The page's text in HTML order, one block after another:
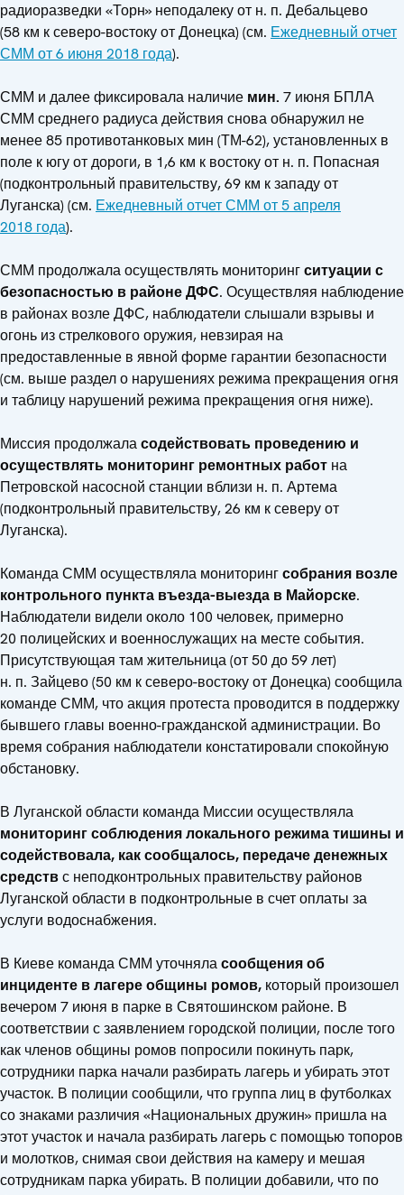
радиоразведки «Торн» неподалеку от н. п. Дебальцево
(58 км к северо-востоку от Донецка) (см. Ежедневный отчет
СММ от 6 июня 2018 года).
СММ и далее фиксировала наличие мин. 7 июня БПЛА
СММ среднего радиуса действия снова обнаружил не
менее 85 противотанковых мин (ТМ-62), установленных в
поле к югу от дороги, в 1,6 км к востоку от н. п. Попасная
(подконтрольный правительству, 69 км к западу от
Луганска) (см. Ежедневный отчет СММ от 5 апреля
2018 года).
СММ продолжала осуществлять мониторингситуации с
безопасностью в районе ДФС. Осуществляя наблюдение
в районах возле ДФС, наблюдатели слышали взрывы и
огонь из стрелкового оружия, невзирая на
предоставленные в явной форме гарантии безопасности
(см. выше раздел о нарушениях режима прекращения огня
и таблицу нарушений режима прекращения огня ниже).
Миссия продолжаласодействовать проведению и
осуществлять мониторинг ремонтных работ на
Петровской насосной станции вблизи н. п. Артема
(подконтрольный правительству, 26 км к северу от
Луганска).
Команда СММ осуществляла мониторингсобрания возле
контрольного пункта въезда-выезда в Майорске.
Наблюдатели видели около 100 человек, примерно
20 полицейских и военнослужащих на месте события.
Присутствующая там жительница (от 50 до 59 лет)
н. п. Зайцево (50 км к северо-востоку от Донецка) сообщила
команде СММ, что акция протеста проводится в поддержку
бывшего главы военно-гражданской администрации. Во
время собрания наблюдатели констатировали спокойную
обстановку.
В Луганской области команда Миссии осуществляла
мониторинг соблюдения локального режима тишины и
содействовала, как сообщалось, передаче денежных
средствс неподконтрольных правительству районов
Луганской области в подконтрольные в счет оплаты за
услуги водоснабжения.
В Киеве команда СММ уточняласообщения об
инциденте в лагере общины ромов, который произошел
вечером 7 июня в парке в Святошинском районе. В
соответствии с заявлением городской полиции, после того
как членов общины ромов попросили покинуть парк,
сотрудники парка начали разбирать лагерь и убирать этот
участок. В полиции сообщили, что группа лиц в футболках
со знаками различия «Национальных дружин» пришла на
этот участок и начала разбирать лагерь с помощью топоров
и молотков, снимая свои действия на камеру и мешая
сотрудникам парка убирать. В полиции добавили, что по